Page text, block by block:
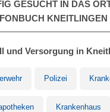
GESUCHT IN DAS
KNEITLINGEN
und Versorgung in
Polizei
Krankenhaus